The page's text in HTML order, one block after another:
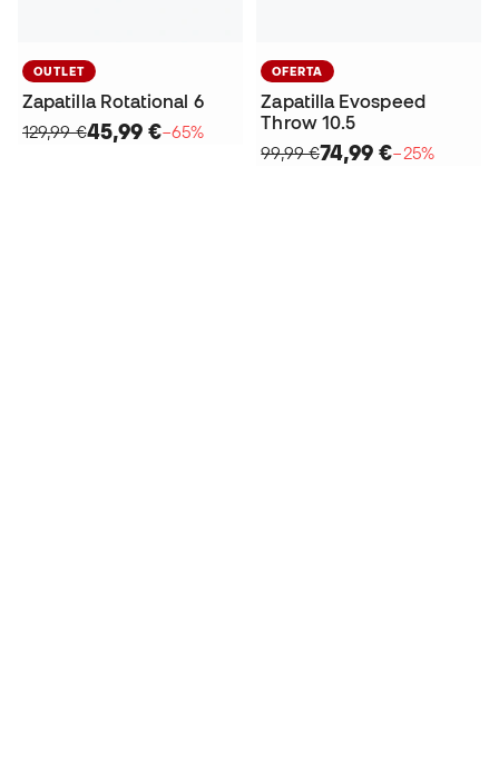
OUTLET
Zapatilla Rotational 6
129,99 €45,99 €−65%
OFERTA
Zapatilla Evospeed
Throw 10.5
99,99 €74,99 €−25%